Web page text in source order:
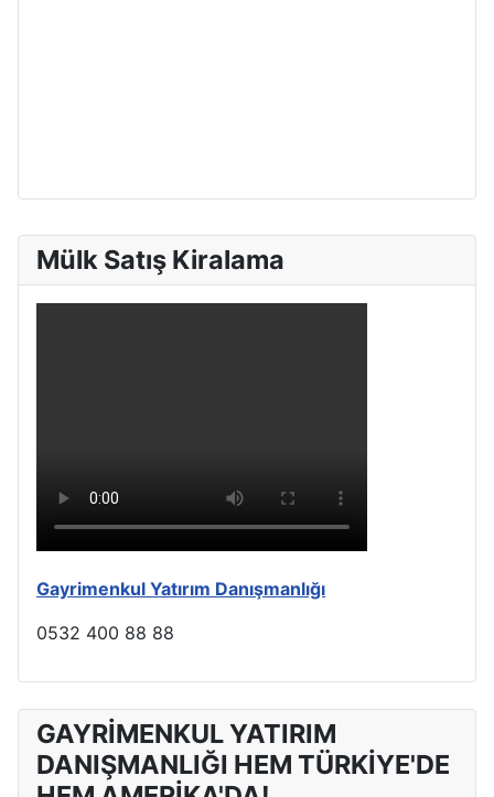
Mülk Satış Kiralama
Gayrimenkul Yatırım Danışmanlığı
0532 400 88 88
GAYRİMENKUL YATIRIM
DANIŞMANLIĞI HEM TÜRKİYE'DE